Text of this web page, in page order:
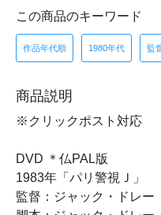
この商品のキーワード
作品年代順 1980年代 監
商品説明
※クリックポスト対応
DVD ＊仏PAL版
1983年「パリ警視Ｊ」
監督：ジャック・ドレー